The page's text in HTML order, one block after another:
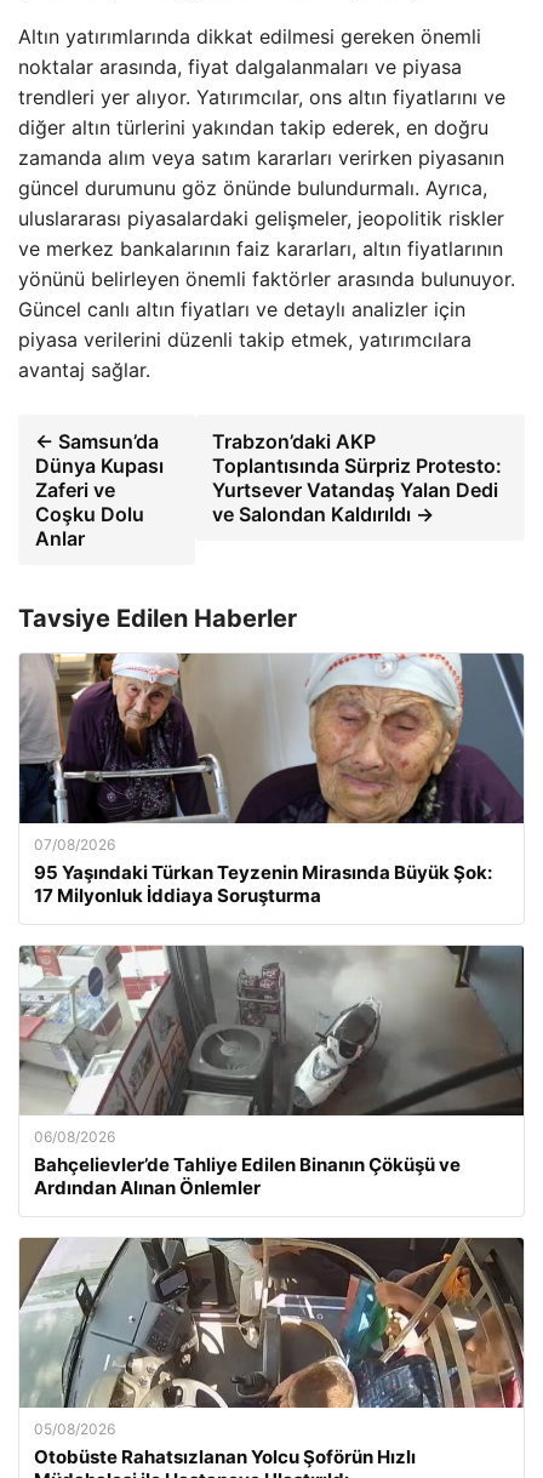
Altın yatırımlarında dikkat edilmesi gereken önemli
noktalar arasında, fiyat dalgalanmaları ve piyasa
trendleri yer alıyor. Yatırımcılar, ons altın fiyatlarını ve
diğer altın türlerini yakından takip ederek, en doğru
zamanda alım veya satım kararları verirken piyasanın
güncel durumunu göz önünde bulundurmalı. Ayrıca,
uluslararası piyasalardaki gelişmeler, jeopolitik riskler
ve merkez bankalarının faiz kararları, altın fiyatlarının
yönünü belirleyen önemli faktörler arasında bulunuyor.
Güncel canlı altın fiyatları ve detaylı analizler için
piyasa verilerini düzenli takip etmek, yatırımcılara
avantaj sağlar.
← Samsun’da
Dünya Kupası
Zaferi ve
Coşku Dolu
Anlar
Trabzon’daki AKP
Toplantısında Sürpriz Protesto:
Yurtsever Vatandaş Yalan Dedi
ve Salondan Kaldırıldı →
Tavsiye Edilen Haberler
07/08/2026
95 Yaşındaki Türkan Teyzenin Mirasında Büyük Şok:
17 Milyonluk İddiaya Soruşturma
06/08/2026
Bahçelievler’de Tahliye Edilen Binanın Çöküşü ve
Ardından Alınan Önlemler
05/08/2026
Otobüste Rahatsızlanan Yolcu Şoförün Hızlı